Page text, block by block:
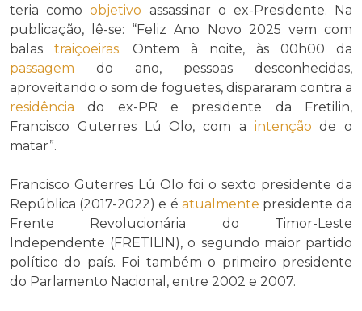
teria comoobjetivo assassinar o ex-Presidente. Na
publicação, lê-se: “Feliz Ano Novo 2025 vem com
balas traiçoeiras. Ontem à noite, às 00h00 da
passagem do ano, pessoas desconhecidas,
aproveitando o som de foguetes, dispararam contra a
residência do ex-PR e presidente da Fretilin,
Francisco Guterres Lú Olo, com a intenção de o
matar”.
Francisco Guterres Lú Olo foi o sexto presidente da
República (2017-2022) e é atualmente presidente da
Frente Revolucionária do Timor-Leste
Independente (FRETILIN), o segundo maior partido
político do país. Foi também o primeiro presidente
do Parlamento Nacional, entre 2002 e 2007.